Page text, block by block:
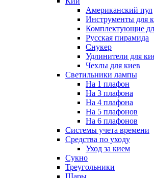
Американский пул
Инструменты для
Комплектующие
Русская пирамида
Снукер
Удлинители для
Чехлы для киев
Светильники лампы
На 1 плафон
На 3 плафона
На 4 плафона
На 5 плафонов
На 6 плафонов
Системы учета времени
Средства по уходу
Уход за кием
Сукно
Треугольники
Шары